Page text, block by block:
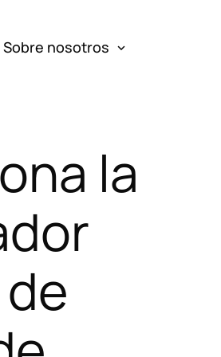
Sobre nosotros
de éxito
la
de